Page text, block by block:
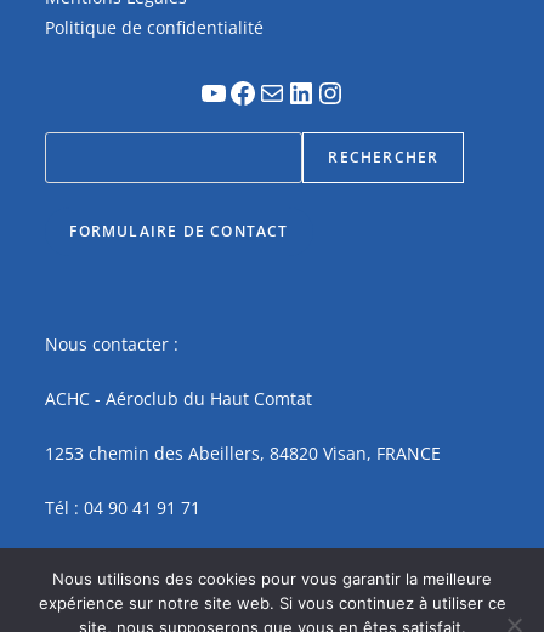
Politique de confidentialité
RECHERCHER
FORMULAIRE DE CONTACT
Nous contacter :
ACHC - Aéroclub du Haut Comtat
1253 chemin des Abeillers, 84820 Visan, FRANCE
Tél : 04 90 41 91 71
Nous utilisons des cookies pour vous garantir la meilleure
expérience sur notre site web. Si vous continuez à utiliser ce
site, nous supposerons que vous en êtes satisfait.